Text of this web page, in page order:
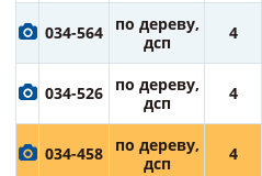
034-564
по дереву,
дсп
4
034-526
по дереву,
дсп
4
034-458
по дереву,
дсп
4